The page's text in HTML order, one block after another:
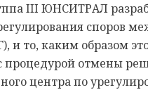
III ЮНСИТРАЛ
споров
и то, каким образом
процедурой отмены
центра по